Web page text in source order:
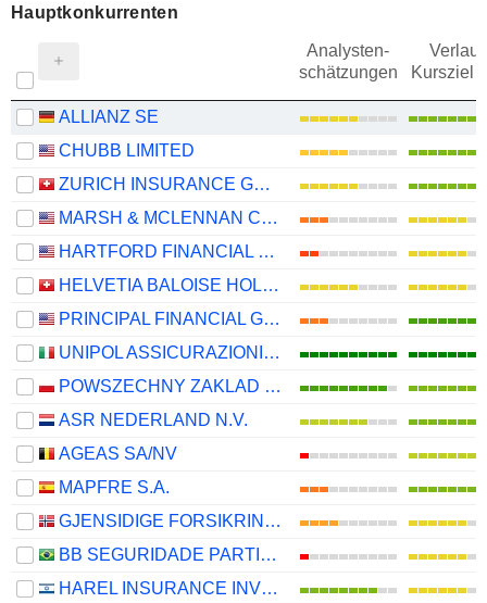
Hauptkonkurrenten
Analysten-
schätzungen
Verlauf
Kursziel
ALLIANZ SE
CHUBB LIMITED
ZURICH INSURANCE GROUP LTD
MARSH & MCLENNAN COMPANIES
HARTFORD FINANCIAL SERVICES GROUP (THE), INC.
HELVETIA BALOISE HOLDING AG
PRINCIPAL FINANCIAL GROUP, INC.
UNIPOL ASSICURAZIONI S.P.A.
POWSZECHNY ZAKLAD UBEZPIECZE? SPÓLKA AKCYJNA
ASR NEDERLAND N.V.
AGEAS SA/NV
MAPFRE S.A.
GJENSIDIGE FORSIKRING ASA
BB SEGURIDADE PARTICIPAÇÕES S.A.
HAREL INSURANCE INVESTMENTS & FINANCIAL SERVICES LTD